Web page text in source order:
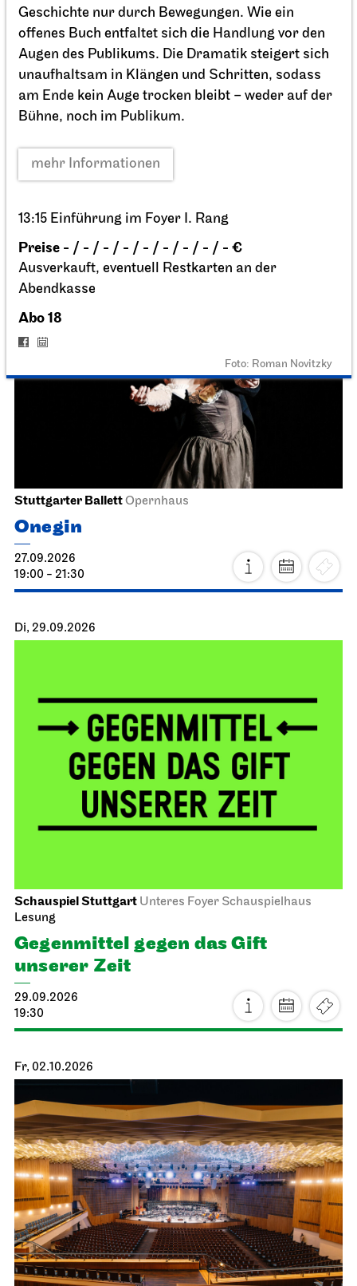
Geschichte nur durch Bewegungen. Wie ein
offenes Buch entfaltet sich die Handlung vor den
Augen des Publikums. Die Dramatik steigert sich
unaufhaltsam in Klängen und Schritten, sodass
am Ende kein Auge trocken bleibt – weder auf der
Bühne, noch im Publikum.
mehr Informationen
13:15 Einführung im Foyer I. Rang
Preise - / - / - / - / - / - / - / - / - €
Ausverkauft, eventuell Restkarten an der
Abendkasse
Abo 18
Foto: Roman Novitzky
Schauspiel Stuttgart Schauspielhaus
Zwischen zwei Menschen ent­steht
manch­mal, wie selten, eine Welt
27.09.2026
Stuttgarter BallettOpernhaus
Onegin
27.09.2026
19:00 - 21:30
Di, 29.09.2026
Schauspiel Stuttgart Unteres Foyer Schauspielhaus
Lesung
Gegen­mittel gegen das Gift
unserer Zeit
29.09.2026
19:30
Fr, 02.10.2026